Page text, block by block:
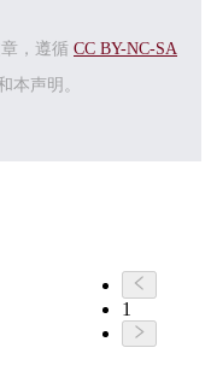
，遵循 CC BY-NC-SA
本声明。
1